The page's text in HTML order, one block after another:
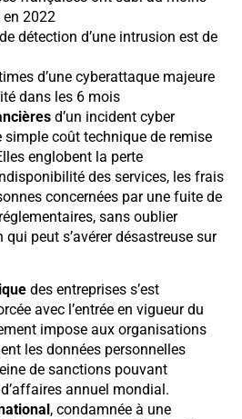
2022
détection d’une intrusion est de
d’une cyberattaque majeure
dans les 6 mois
d’un incident cyber
coût technique de remise
englobent la perte
des services, les frais
concernées par une fuite de
sans oublier
peut s’avérer désastreuse sur
des entreprises s’est
avec l’entrée en vigueur du
impose aux organisations
les données personnelles
de sanctions pouvant
annuel mondial.
, condamnée à une